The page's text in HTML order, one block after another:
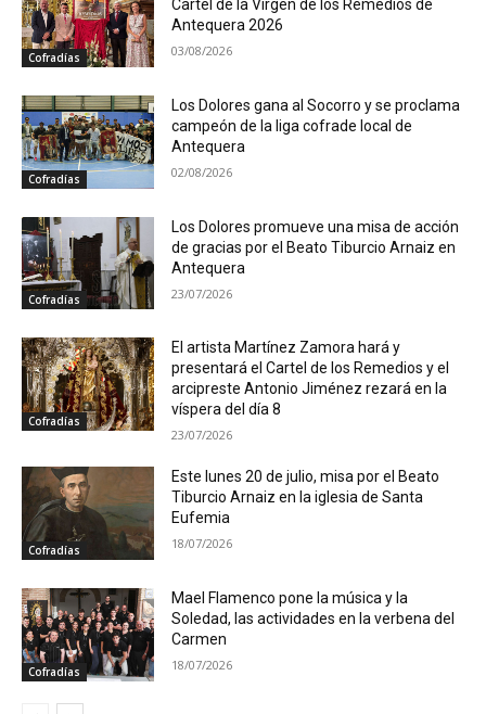
Cofradías
Cartel de la Virgen de los Remedios de
Antequera 2026
03/08/2026
Cofradías
Los Dolores gana al Socorro y se proclama
campeón de la liga cofrade local de
Antequera
02/08/2026
Cofradías
Los Dolores promueve una misa de acción
de gracias por el Beato Tiburcio Arnaiz en
Antequera
23/07/2026
Cofradías
El artista Martínez Zamora hará y
presentará el Cartel de los Remedios y el
arcipreste Antonio Jiménez rezará en la
víspera del día 8
23/07/2026
Cofradías
Este lunes 20 de julio, misa por el Beato
Tiburcio Arnaiz en la iglesia de Santa
Eufemia
18/07/2026
Cofradías
Mael Flamenco pone la música y la
Soledad, las actividades en la verbena del
Carmen
18/07/2026